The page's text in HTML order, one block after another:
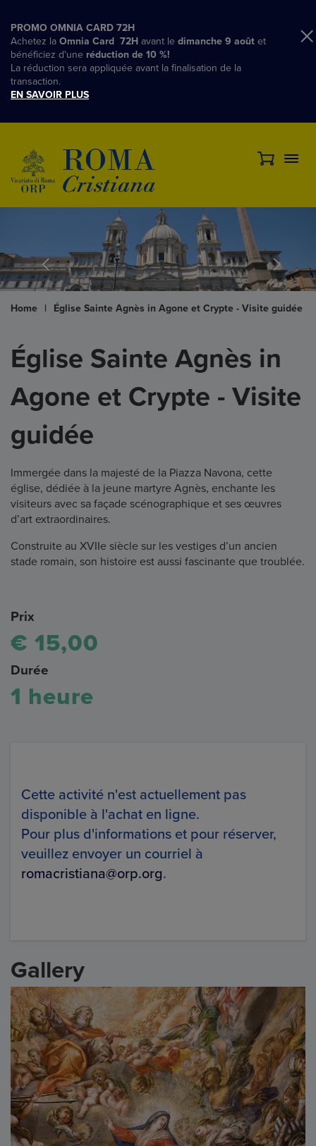
PROMO OMNIA CARD 72H
Achetez la Omnia Card 72H avant le dimanche 9 août et
bénéficiez d'une réduction de 10 %!
La réduction sera appliquée avant la finalisation de la
transaction.
EN SAVOIR PLUS
Home | Église Sainte Agnès in Agone et Crypte - Visite guidée
Église Sainte Agnès in
Agone et Crypte - Visite
guidée
Immergée dans la majesté de la Piazza Navona, cette
église, dédiée à la jeune martyre Agnès, enchante les
visiteurs avec sa façade scénographique et ses œuvres
d’art extraordinaires.
Construite au XVIIe siècle sur les vestiges d’un ancien
stade romain, son histoire est aussi fascinante que troublée.
Prix
€ 15,00
Durée
1 heure
Cette activité n'est actuellement pas
disponible à l'achat en ligne.
Pour plus d'informations et pour réserver,
veuillez envoyer un courriel à
romacristiana@orp.org.
Gallery